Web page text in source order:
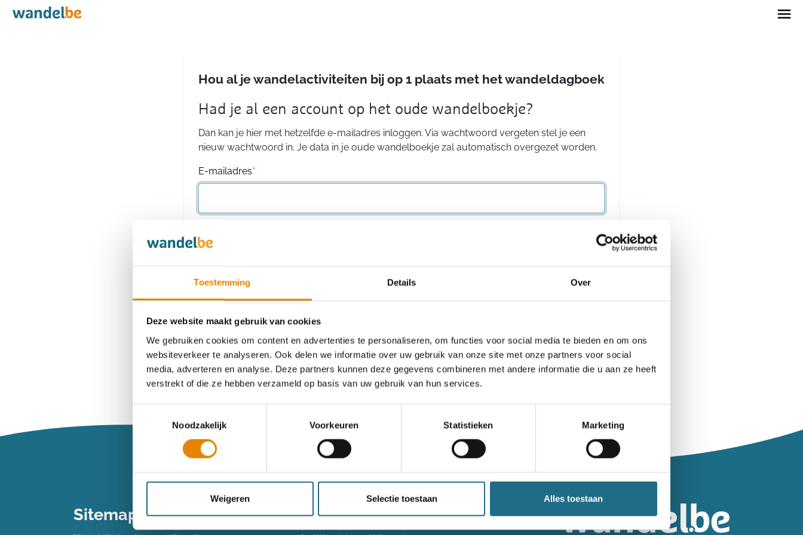
Toestemming Details Over
Deze website maakt gebruik van cookies
We gebruiken cookies om content en advertenties te personaliseren, om functies voor social media te bieden en om ons
websiteverkeer te analyseren. Ook delen we informatie over uw gebruik van onze site met onze partners voor social
media, adverteren en analyse. Deze partners kunnen deze gegevens combineren met andere informatie die u aan ze heeft
verstrekt of die ze hebben verzameld op basis van uw gebruik van hun services.
Noodzakelijk
Voorkeuren Statistieken Marketing
Weigeren Selectie toestaan Alles toestaan
Home
Hou al je wandelactiviteiten bij op 1 plaats met het wandeldagboek
Had je al een account op het oude wandelboekje?
Dan kan je hier met hetzelfde e-mailadres inloggen. Via wachtwoord vergeten stel je een
nieuw wachtwoord in. Je data in je oude wandelboekje zal automatisch overgezet worden.
E-mailadres*
Heb je nog geen account?
Maak een nieuw account aan
Vind je je weg niet goed in het wandeldagboek? Raadpleeg dan hier de handleiding.
Sitemap Contact